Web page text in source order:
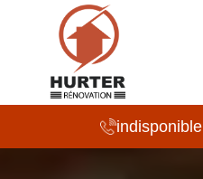
indisponible